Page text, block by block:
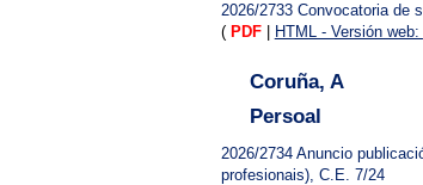
2026/2733 Convocatoria de
( PDF HTML - Versión
Coruña, A
Persoal
2026/2734 Anuncio
profesionais), C.E. 7/24